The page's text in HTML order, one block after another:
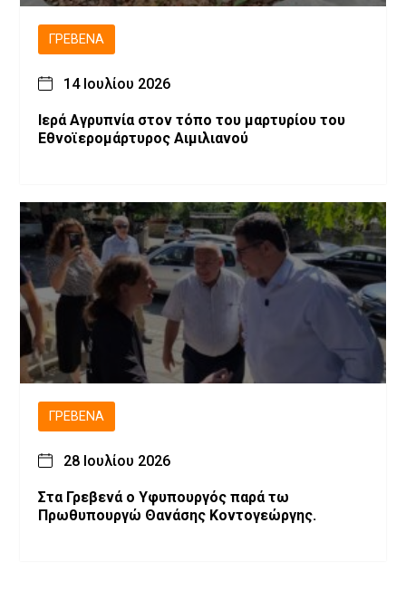
ΓΡΕΒΕΝΆ
14 Ιουλίου 2026
Ιερά Αγρυπνία στον τόπο του μαρτυρίου του
Εθνοϊερομάρτυρος Αιμιλιανού
ΓΡΕΒΕΝΆ
28 Ιουλίου 2026
Στα Γρεβενά ο Υφυπουργός παρά τω
Πρωθυπουργώ Θανάσης Κοντογεώργης.